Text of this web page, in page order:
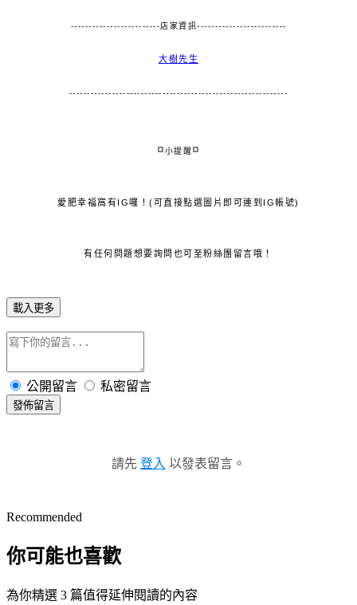
-------------------------店家資訊-------------------------
大樹先生
-------------------------------------------------------------
¤小提醒¤
愛肥幸福窩有IG囉！(可直接點選圖片即可連到IG帳號)
有任何問題想要詢問也可至粉絲團留言哦！
載入更多
公開留言 私密留言
發佈留言
請先 登入 以發表留言。
Recommended
你可能也喜歡
為你精選 3 篇值得延伸閱讀的內容